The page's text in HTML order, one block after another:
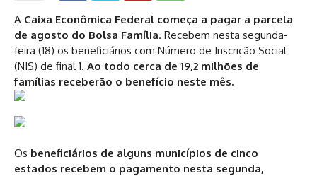
A Caixa Econômica Federal começa a pagar a parcela
de agosto do Bolsa Família. Recebem nesta segunda-
feira (18) os beneficiários com Número de Inscrição Social
(NIS) de final 1. Ao todo cerca de 19,2 milhões de
famílias receberão o benefício neste mês.
Os beneficiários de alguns municípios de cinco
estados recebem o pagamento nesta segunda,